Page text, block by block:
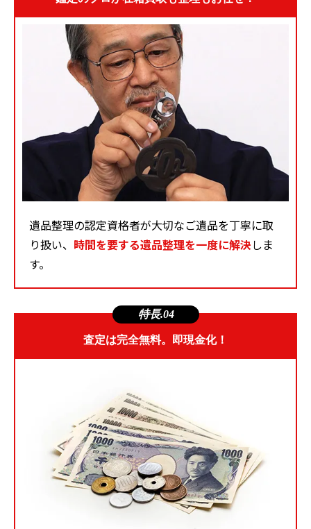
遺品整理の認定資格者が大切なご遺品を丁寧に取
り扱い、 時間を要する遺品整理を一度に解決しま
す。
特長.04
査定は完全無料。即現金化！